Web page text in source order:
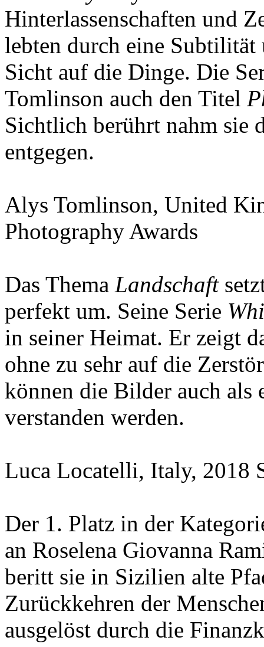
Hinterlassenschaften und
lebten durch eine
Sicht auf die Dinge. Die
Tomlinson auch den Titel
Sichtlich berührt nahm sie
entgegen.
Alys Tomlinson, United
Photography Awards
Das Thema Landschaft
perfekt um. Seine Serie
in seiner Heimat. Er zeigt
ohne zu sehr auf die
können die Bilder auch als
verstanden werden.
Luca Locatelli, Italy, 2018
Der 1. Platz in der
an Roselena Giovanna
beritt sie in Sizilien alte
Zurückkehren der
ausgelöst durch die